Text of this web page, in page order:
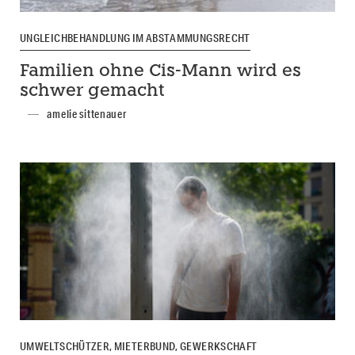
UNGLEICHBEHANDLUNG IM ABSTAMMUNGSRECHT
Familien ohne Cis-Mann wird es
schwer gemacht
amelie sittenauer
UMWELTSCHÜTZER, MIETERBUND, GEWERKSCHAFT